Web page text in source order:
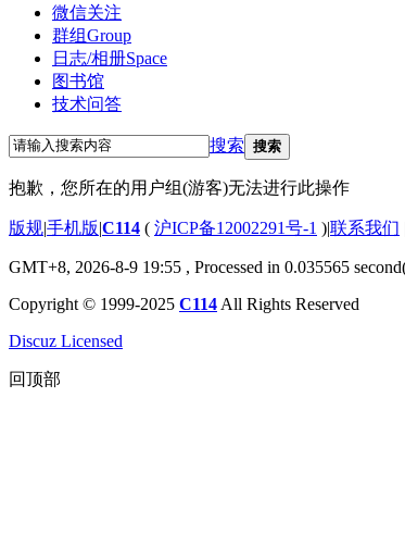
微信关注
群组Group
日志/相册Space
图书馆
技术问答
搜索 搜索
抱歉，您所在的用户组(游客)无法进行此操作
版规|手机版|C114 ( 沪ICP备12002291号-1 )|联系我们
GMT+8, 2026-8-9 19:55 , Processed in 0.035565
Copyright © 1999-2025 C114 All Rights Reserved
Discuz Licensed
回顶部